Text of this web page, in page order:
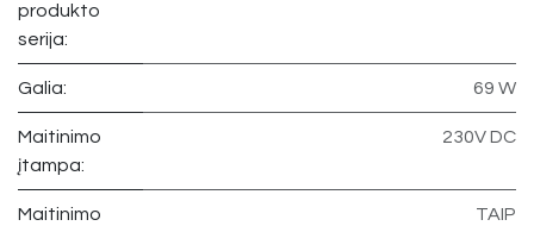
produkto
serija:
Galia: 69 W
Maitinimo
įtampa:
230V DC
Maitinimo
TAIP